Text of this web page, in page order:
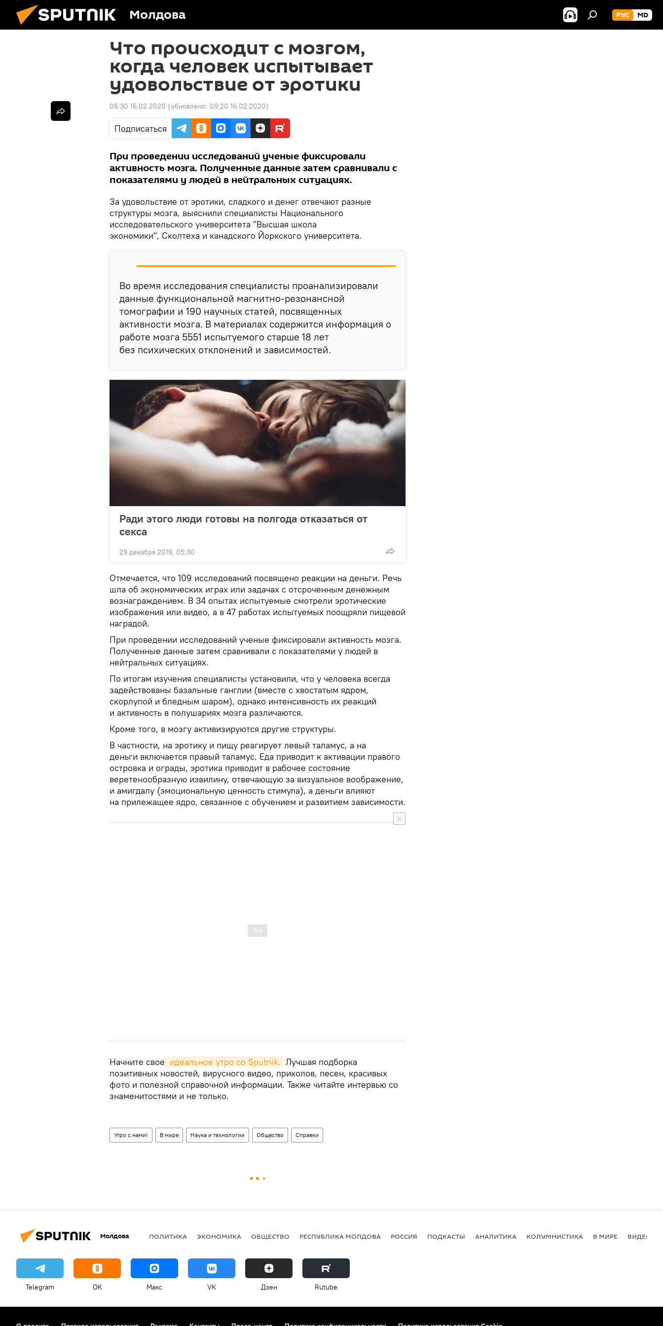
Молдова РУС MD
Что происходит с мозгом,
когда человек испытывает
удовольствие от эротики
06:30 16.02.2020 (обновлено: 09:20 16.02.2020)
Подписаться
При проведении исследований ученые фиксировали
активность мозга. Полученные данные затем сравнивали с
показателями у людей в нейтральных ситуациях.
За удовольствие от эротики, сладкого и денег отвечают разные
структуры мозга, выяснили специалисты Национального
исследовательского университета "Высшая школа
экономики", Сколтеха и канадского Йоркского университета.
Во время исследования специалисты проанализировали
данные функциональной магнитно-резонансной
томографии и 190 научных статей, посвященных
активности мозга. В материалах содержится информация о
работе мозга 5551 испытуемого старше 18 лет
без психических отклонений и зависимостей.
Ради этого люди готовы на полгода отказаться от
секса
29 декабря 2019, 05:30
Отмечается, что 109 исследований посвящено реакции на деньги. Речь
шла об экономических играх или задачах с отсроченным денежным
вознаграждением. В 34 опытах испытуемые смотрели эротические
изображения или видео, а в 47 работах испытуемых поощряли пищевой
наградой.
При проведении исследований ученые фиксировали активность мозга.
Полученные данные затем сравнивали с показателями у людей в
нейтральных ситуациях.
По итогам изучения специалисты установили, что у человека всегда
задействованы базальные ганглии (вместе с хвостатым ядром,
скорлупой и бледным шаром), однако интенсивность их реакций
и активность в полушариях мозга различаются.
Кроме того, в мозгу активизируются другие структуры.
В частности, на эротику и пищу реагирует левый таламус, а на
деньги включается правый таламус. Еда приводит к активации правого
островка и ограды, эротика приводит в рабочее состояние
веретенообразную извилину, отвечающую за визуальное воображение,
и амигдалу (эмоциональную ценность стимула), а деньги влияют
на прилежащее ядро, связанное с обучением и развитием зависимости.
Начните свое идеальное утро со Sputnik. Лучшая подборка
позитивных новостей, вирусного видео, приколов, песен, красивых
фото и полезной справочной информации. Также читайте интервью со
знаменитостями и не только.
Утро с нами! В мире Наука и технологии Общество Справки
Молдова ПОЛИТИКА ЭКОНОМИКА ОБЩЕСТВО РЕСПУБЛИКА МОЛДОВА РОССИЯ ПОДКАСТЫ АНАЛИТИКА КОЛУМНИСТИКА В МИРЕ ВИДЕО
Telegram OK Макс VK Дзен Rutube